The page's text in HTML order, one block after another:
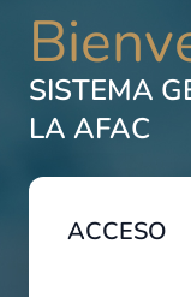
SISTEMA
LA AFAC
ACCESO